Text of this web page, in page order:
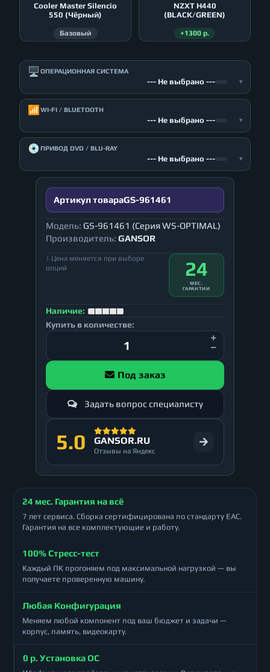
Cooler Master Silencio
550 (Чёрный)
Базовый
NZXT H440
(BLACK/GREEN)
+1300 р.
🖥️ ОПЕРАЦИОННАЯ СИСТЕМА
--- Не выбрано --- ▾
📶 WI-FI / BLUETOOTH
--- Не выбрано --- ▾
💿ПРИВОД DVD / BLU-RAY
--- Не выбрано --- ▾
Артикул товараGS-961461
Модель: GS-961461 (Серия WS-OPTIMAL)
Производитель: GANSOR
↕ Цена меняется при выборе
опций
24
МЕС.
ГАРАНТИИ
Наличие:
Купить в количестве:
Под заказ
Задать вопрос специалисту
5.0 GANSOR.RU
Отзывы на Яндекс
24 мес. Гарантия на всё
7 лет сервиса. Сборка сертифицирована по стандарту ЕАС.
Гарантия на все комплектующие и работу.
100% Стресс-тест
Каждый ПК прогоняем под максимальной нагрузкой — вы
получаете проверенную машину.
Любая Конфигурация
Меняем любой компонент под ваш бюджет и задачи —
корпус, память, видеокарту.
0 р. Установка ОС